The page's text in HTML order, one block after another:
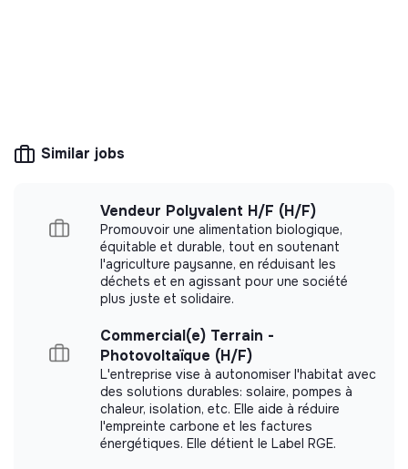
More information
Website
Company
Between 15 and 50
Food
Impact study
La Main Verte did not yet communicate its impact
Similar jobs
Vendeur Polyvalent H/F (H/F)
Promouvoir une alimentation biologique,
équitable et durable, tout en soutenant
l'agriculture paysanne, en réduisant les
déchets et en agissant pour une société
plus juste et solidaire.
Commercial(e) Terrain -
Photovoltaïque (H/F)
L'entreprise vise à autonomiser l'habitat avec
des solutions durables: solaire, pompes à
chaleur, isolation, etc. Elle aide à réduire
l'empreinte carbone et les factures
énergétiques. Elle détient le Label RGE.